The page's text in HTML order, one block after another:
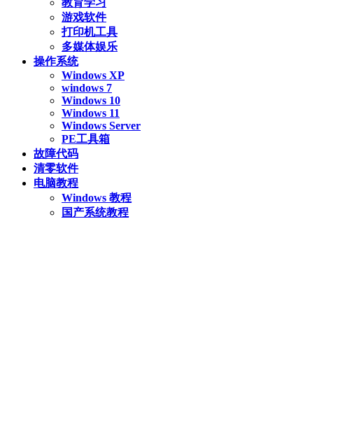
教育学习
游戏软件
打印机工具
多媒体娱乐
操作系统
Windows XP
windows 7
Windows 10
Windows 11
Windows Server
PE工具箱
故障代码
清零软件
电脑教程
Windows 教程
国产系统教程